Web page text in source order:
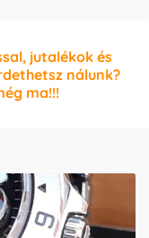
jutalékok és
nálunk?
ma!!!